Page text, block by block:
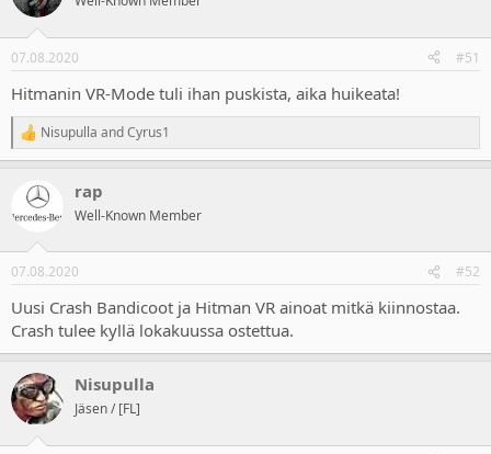
07.08.2020 #51
Hitmanin VR-Mode tuli ihan puskista, aika huikeata!
R
e
i
s
Nisupulla andCyrus1
rap
Well-Known Member
07.08.2020 #52
Uusi Crash Bandicoot ja Hitman VR ainoat mitkä kiinnostaa.
Crash tulee kyllä lokakuussa ostettua.
Nisupulla
Jäsen / [FL]